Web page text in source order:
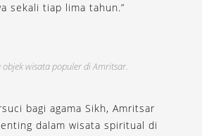
sekali tiap lima tahun.”
objek wisata populer di Amritsar.
bagi agama Sikh, Amritsar
dalam wisata spiritual di